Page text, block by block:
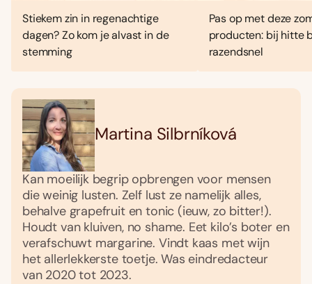
Stiekem zin in regenachtige
dagen? Zo kom je alvast in de
stemming
Pas op met deze
producten: bij hitte
razendsnel
Martina Silbrníková
Kan moeilijk begrip opbrengen voor mensen
die weinig lusten. Zelf lust ze namelijk alles,
behalve grapefruit en tonic (ieuw, zo bitter!).
Houdt van kluiven, no shame. Eet kilo’s boter en
verafschuwt margarine. Vindt kaas met wijn
het allerlekkerste toetje. Was eindredacteur
van 2020 tot 2023.